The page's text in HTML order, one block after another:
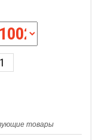
товары